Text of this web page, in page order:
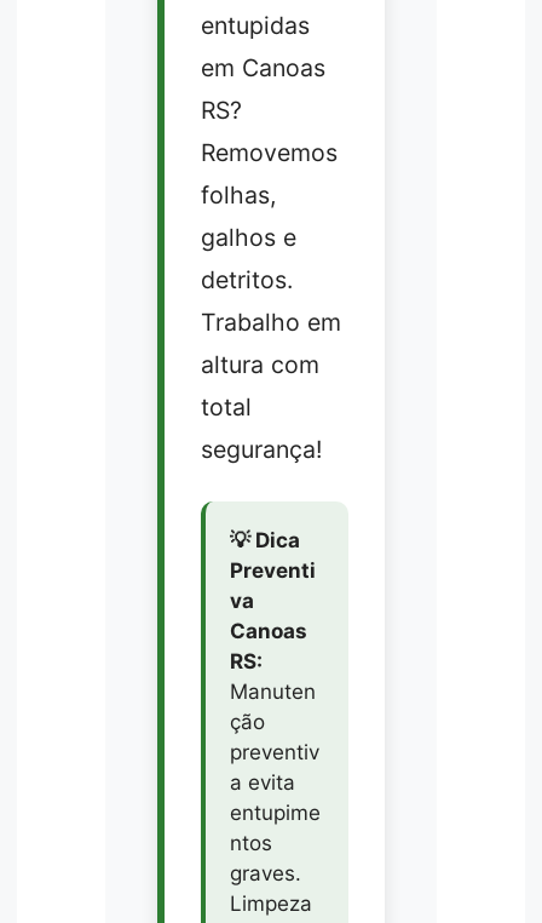
entupidas
em Canoas
RS?
Removemos
folhas,
galhos e
detritos.
Trabalho em
altura com
total
segurança!
💡 Dica
Preventi
va
Canoas
RS:
Manuten
ção
preventiv
a evita
entupime
ntos
graves.
Limpeza